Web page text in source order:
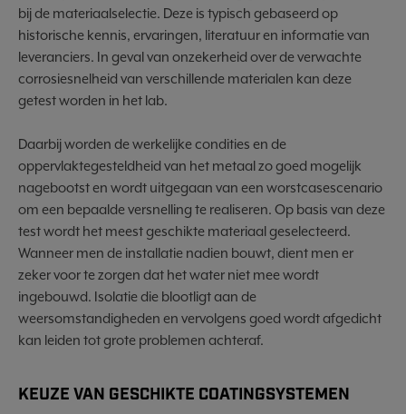
bij de materiaalselectie. Deze is typisch gebaseerd op
historische kennis, ervaringen, literatuur en informatie van
leveranciers. In geval van onzekerheid over de verwachte
corrosiesnelheid van verschillende materialen kan deze
getest worden in het lab.
Daarbij worden de werkelijke condities en de
oppervlaktegesteldheid van het metaal zo goed mogelijk
nagebootst en wordt uitgegaan van een worstcasescenario
om een bepaalde versnelling te realiseren. Op basis van deze
test wordt het meest geschikte materiaal geselecteerd.
Wanneer men de installatie nadien bouwt, dient men er
zeker voor te zorgen dat het water niet mee wordt
ingebouwd. Isolatie die blootligt aan de
weersomstandigheden en vervolgens goed wordt afgedicht
kan leiden tot grote problemen achteraf.
KEUZE VAN GESCHIKTE COATINGSYSTEMEN